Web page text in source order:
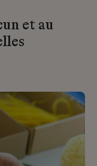
et au